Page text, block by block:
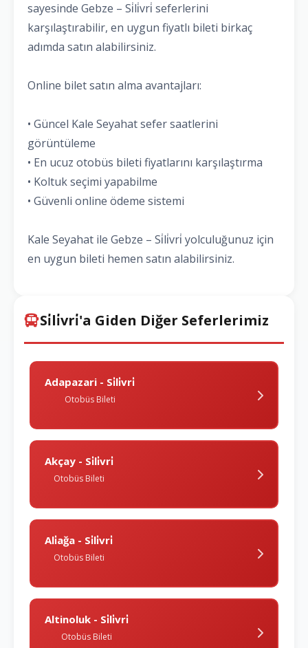
sayesinde Gebze – Si̇li̇vri̇ seferlerini
karşılaştırabilir, en uygun fiyatlı bileti birkaç
adımda satın alabilirsiniz.
Online bilet satın alma avantajları:
• Güncel Kale Seyahat sefer saatlerini
görüntüleme
• En ucuz otobüs bileti fiyatlarını karşılaştırma
• Koltuk seçimi yapabilme
• Güvenli online ödeme sistemi
Kale Seyahat ile Gebze – Si̇li̇vri̇ yolculuğunuz için
en uygun bileti hemen satın alabilirsiniz.
Si̇li̇vri̇'a Giden Diğer Seferlerimiz
Adapazari - Si̇li̇vri̇
Otobüs Bileti
Akçay - Si̇li̇vri̇
Otobüs Bileti
Ali̇ağa - Si̇li̇vri̇
Otobüs Bileti
Altinoluk - Si̇li̇vri̇
Otobüs Bileti